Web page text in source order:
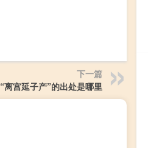
下一篇
“离宫延子产”的出处是哪里